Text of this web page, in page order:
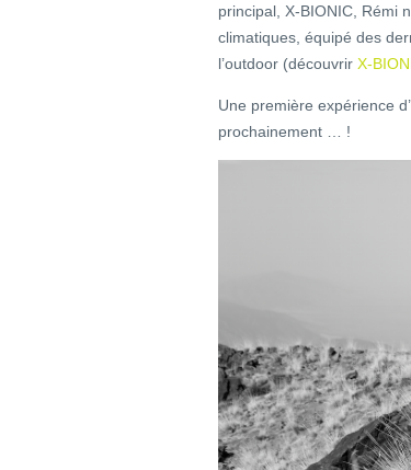
principal, X-BIONIC, Rémi
climatiques, équipé des
l’outdoor (découvrir X-
Une première expérience
prochainement … !